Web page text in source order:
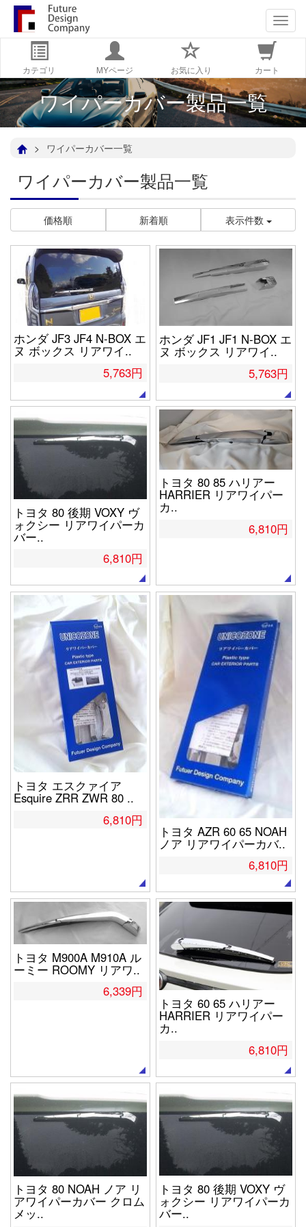
カテゴリ MYページ お気に入り カート
ワイパーカバー製品一覧
ワイパーカバー一覧
ワイパーカバー製品一覧
価格順 新着順 表示件数
ホンダ JF3 JF4 N-BOX エ
ヌ ボックス リアワイ..
5,763円
ホンダ JF1 JF1 N-BOX エ
ヌ ボックス リアワイ..
5,763円
トヨタ 80 後期 VOXY ヴ
ォクシー リアワイパーカ
バー..
6,810円
トヨタ 80 85 ハリアー
HARRIER リアワイパー
カ..
6,810円
トヨタ エスクァイア
Esquire ZRR ZWR 80 ..
6,810円
トヨタ AZR 60 65 NOAH
ノア リアワイパーカバ..
6,810円
トヨタ M900A M910A ル
ーミー ROOMY リアワ..
6,339円
トヨタ 60 65 ハリアー
HARRIER リアワイパー
カ..
6,810円
トヨタ 80 NOAH ノア リ
アワイパーカバー クロム
メッ..
トヨタ 80 後期 VOXY ヴ
ォクシー リアワイパーカ
バー..